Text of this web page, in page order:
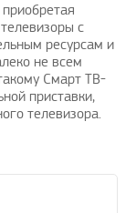
с
ресурсам и
не всем
Смарт ТВ-
приставки,
телевизора.